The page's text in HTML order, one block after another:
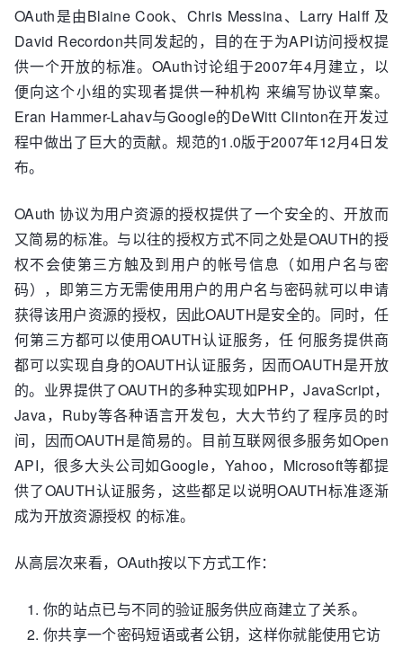
OAuth是由Blaine Cook、Chris Messina、Larry Halff 及
David Recordon共同发起的，目的在于为API访问授权提
供一个开放的标准。OAuth讨论组于2007年4月建立，以
便向这个小组的实现者提供一种机构 来编写协议草案。
Eran Hammer-Lahav与Google的DeWitt Clinton在开发过
程中做出了巨大的贡献。规范的1.0版于2007年12月4日发
布。
OAuth 协议为用户资源的授权提供了一个安全的、开放而
又简易的标准。与以往的授权方式不同之处是OAUTH的授
权不会使第三方触及到用户的帐号信息（如用户名与密
码），即第三方无需使用用户的用户名与密码就可以申请
获得该用户资源的授权，因此OAUTH是安全的。同时，任
何第三方都可以使用OAUTH认证服务，任 何服务提供商
都可以实现自身的OAUTH认证服务，因而OAUTH是开放
的。业界提供了OAUTH的多种实现如PHP，JavaScript，
Java，Ruby等各种语言开发包，大大节约了程序员的时
间，因而OAUTH是简易的。目前互联网很多服务如Open
API，很多大头公司如Google，Yahoo，Microsoft等都提
供了OAUTH认证服务，这些都足以说明OAUTH标准逐渐
成为开放资源授权 的标准。
从高层次来看，OAuth按以下方式工作：
你的站点已与不同的验证服务供应商建立了关系。
你共享一个密码短语或者公钥，这样你就能使用它访